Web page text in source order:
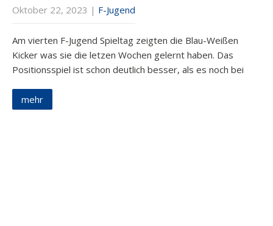
Oktober 22, 2023 | F-Jugend
Am vierten F-Jugend Spieltag zeigten die Blau-Weißen
Kicker was sie die letzen Wochen gelernt haben. Das
Positionsspiel ist schon deutlich besser, als es noch bei
mehr